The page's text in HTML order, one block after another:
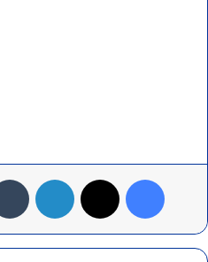
فيسبوك لينكدإن